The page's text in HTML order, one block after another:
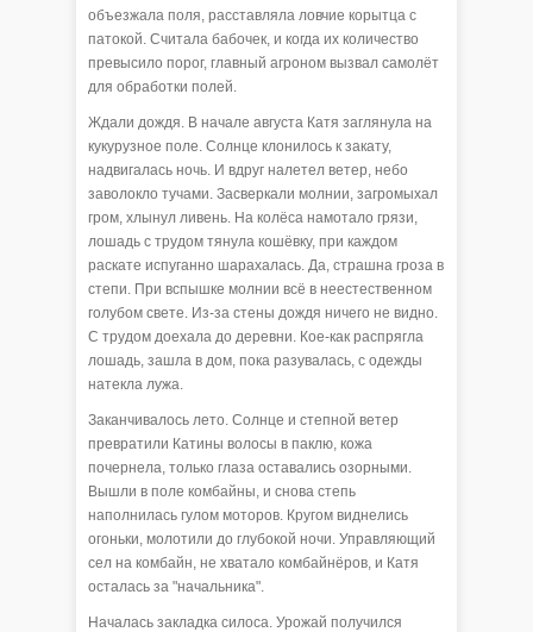
объезжала поля, расставляла ловчие корытца с
патокой. Считала бабочек, и когда их количество
превысило порог, главный агроном вызвал самолёт
для обработки полей.
Ждали дождя. В начале августа Катя заглянула на
кукурузное поле. Солнце клонилось к закату,
надвигалась ночь. И вдруг налетел ветер, небо
заволокло тучами. Засверкали молнии, загромыхал
гром, хлынул ливень. На колёса намотало грязи,
лошадь с трудом тянула кошёвку, при каждом
раскате испуганно шарахалась. Да, страшна гроза в
степи. При вспышке молнии всё в неестественном
голубом свете. Из-за стены дождя ничего не видно.
С трудом доехала до деревни. Кое-как распрягла
лошадь, зашла в дом, пока разувалась, с одежды
натекла лужа.
Заканчивалось лето. Солнце и степной ветер
превратили Катины волосы в паклю, кожа
почернела, только глаза оставались озорными.
Вышли в поле комбайны, и снова степь
наполнилась гулом моторов. Кругом виднелись
огоньки, молотили до глубокой ночи. Управляющий
сел на комбайн, не хватало комбайнёров, и Катя
осталась за "начальника".
Началась закладка силоса. Урожай получился